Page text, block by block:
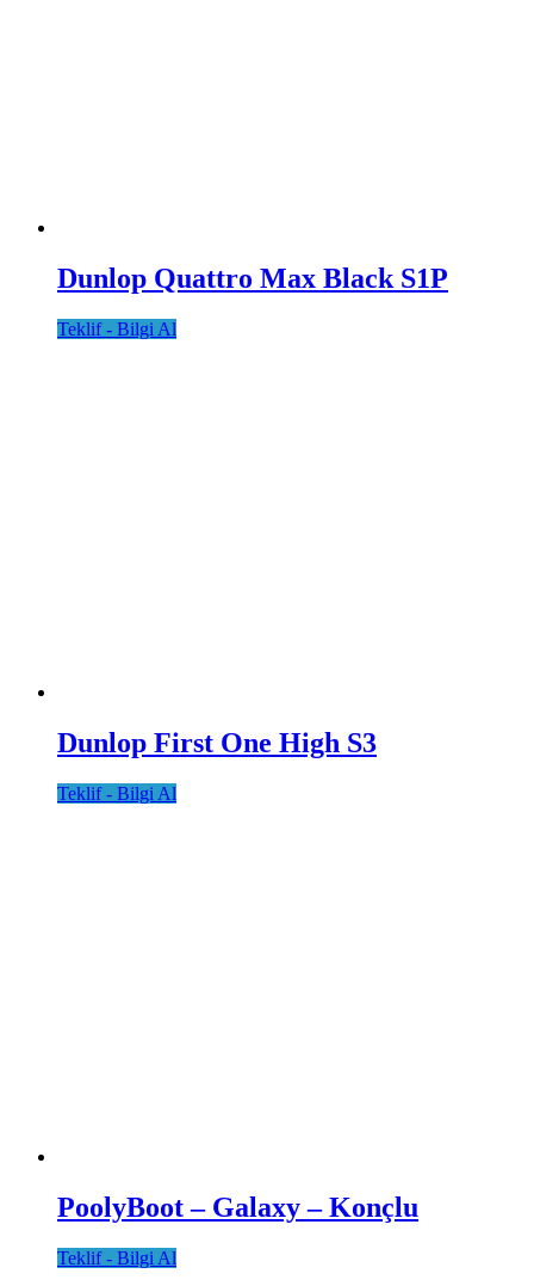
Dunlop Quattro Max Black S1P
Teklif - Bilgi Al
Dunlop First One High S3
Teklif - Bilgi Al
PoolyBoot – Galaxy – Konçlu
Teklif - Bilgi Al